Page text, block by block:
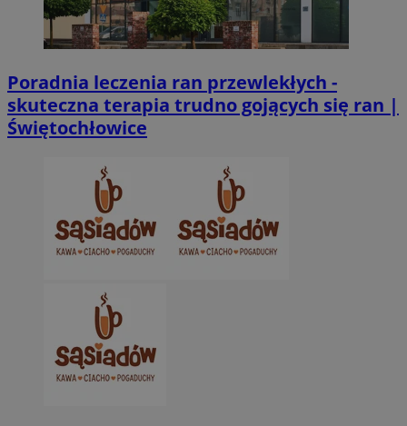
Poradnia leczenia ran przewlekłych -
skuteczna terapia trudno gojących się ran |
Świętochłowice